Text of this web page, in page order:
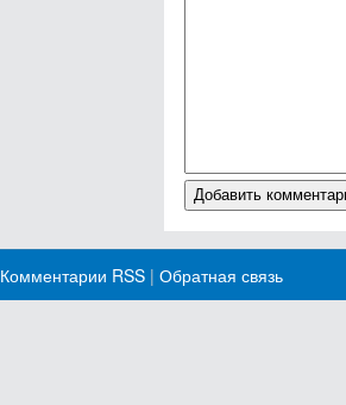
Комментарии RSS | Обратная связь